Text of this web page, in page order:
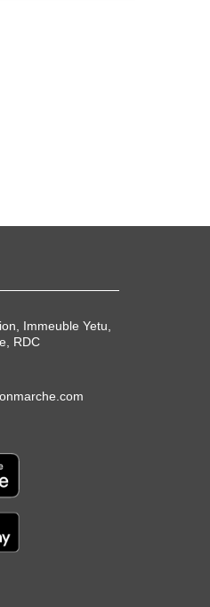
Immeuble Yetu,
RDC